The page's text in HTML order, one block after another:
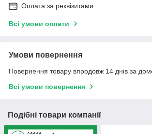
Оплата за реквізитами
Всі умови оплати
Умови повернення
Повернення товару впродовж 14 днів за
Всі умови повернення
Подібні товари компанії